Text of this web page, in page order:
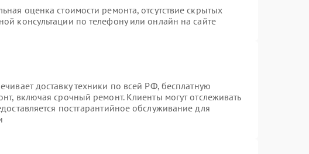
оценка стоимости ремонта, отсутствие скрытых
консультации по телефону или онлайн на сайте
доставку техники по всей РФ, бесплатную
включая срочный ремонт. Клиенты могут отслеживать
постгарантийное обслуживание для